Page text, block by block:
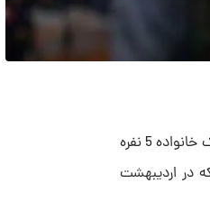
رویا میرعلمی بازیگر سینما تئاتر و تلویزیون در تاریخ 10 شهریور سال 1357 در قزوین و در یک خانواده 5 نفره
در اردیبهشت